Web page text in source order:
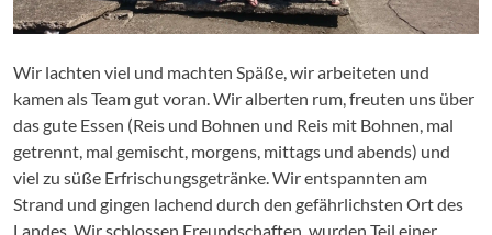
Wir lachten viel und machten Späße, wir arbeiteten und
kamen als Team gut voran. Wir alberten rum, freuten uns über
das gute Essen (Reis und Bohnen und Reis mit Bohnen, mal
getrennt, mal gemischt, morgens, mittags und abends) und
viel zu süße Erfrischungsgetränke. Wir entspannten am
Strand und gingen lachend durch den gefährlichsten Ort des
Landes. Wir schlossen Freundschaften, wurden Teil einer